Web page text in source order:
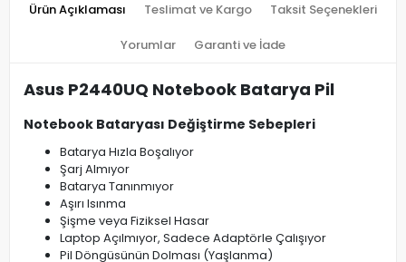
Ürün Açıklaması Teslimat ve Kargo Taksit Seçenekleri
Yorumlar Garanti ve İade
Asus P2440UQ Notebook Batarya Pil
Notebook Bataryası Değiştirme Sebepleri
Batarya Hızla Boşalıyor
Şarj Almıyor
Batarya Tanınmıyor
Aşırı Isınma
Şişme veya Fiziksel Hasar
Laptop Açılmıyor, Sadece Adaptörle Çalışıyor
Pil Döngüsünün Dolması (Yaşlanma)